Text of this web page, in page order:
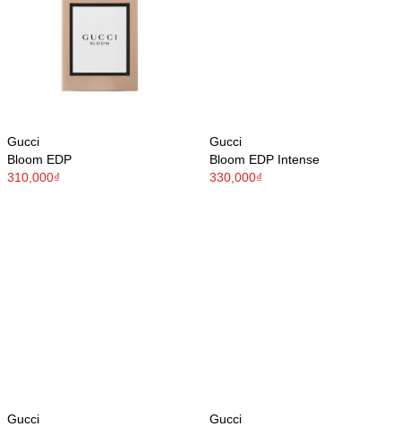
Gucci
Bloom EDP
310,000₫
Gucci
Bloom EDP Intense
330,000₫
Gucci
Gucci